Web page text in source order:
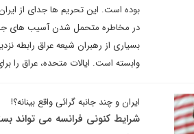
بوده است. این تحریم ها جدای از
در مخاطره متحمل شدن آسیب های
بسیاری از رهبران شیعه عراق رابطه
وابسته است. ایالات متحده، عراق را
ایران و چند جانبه گرائی واقع بینانه؟!
شرایط کنونی فرانسه می تواند